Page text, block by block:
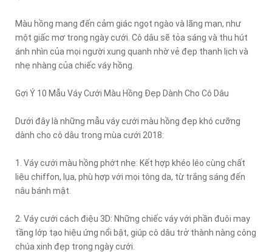
Màu hồng mang đến cảm giác ngọt ngào và lãng mạn, như
một giấc mơ trong ngày cưới. Cô dâu sẽ tỏa sáng và thu hút
ánh nhìn của mọi người xung quanh nhờ vẻ đẹp thanh lịch và
nhẹ nhàng của chiếc váy hồng.
Gợi Ý 10 Mẫu Váy Cưới Màu Hồng Đẹp Dành Cho Cô Dâu
Dưới đây là những mẫu váy cưới màu hồng đẹp khó cưỡng
dành cho cô dâu trong mùa cưới 2018:
1. Váy cưới màu hồng phớt nhẹ: Kết hợp khéo léo cùng chất
liệu chiffon, lụa, phù hợp với mọi tông da, từ trắng sáng đến
nâu bánh mật.
2. Váy cưới cách điệu 3D: Những chiếc váy với phần đuôi may
tầng lớp tạo hiệu ứng nổi bật, giúp cô dâu trở thành nàng công
chúa xinh đẹp trong ngày cưới.